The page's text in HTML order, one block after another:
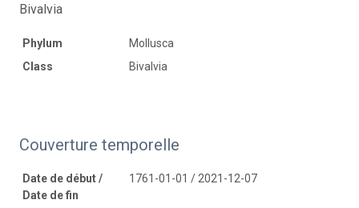
Bivalvia
Phylum
Mollusca
Class
Bivalvia
Couverture temporelle
Date de début /
Date de fin
1761-01-01 / 2021-12-07